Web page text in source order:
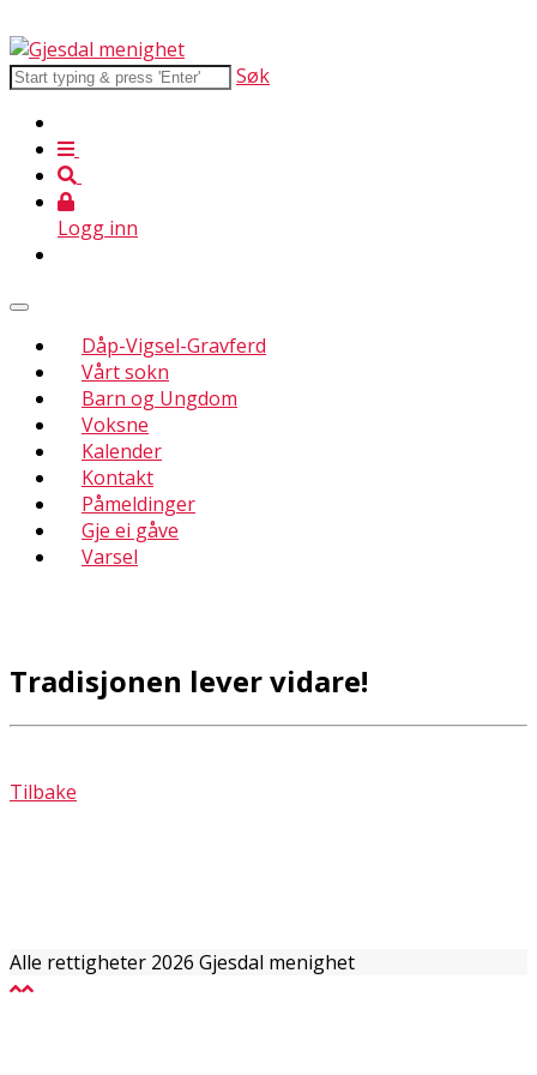
Søk
Logg inn
Dåp-Vigsel-Gravferd
Vårt sokn
Barn og Ungdom
Voksne
Kalender
Kontakt
Påmeldinger
Gje ei gåve
Varsel
Tradisjonen lever vidare!
Tilbake
Alle rettigheter 2026 Gjesdal menighet